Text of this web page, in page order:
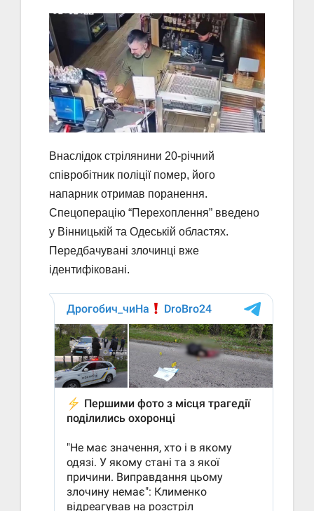
Внаслідок стрілянини 20-річний
співробітник поліції помер, його
напарник отримав поранення.
Спецоперацію “Перехоплення” введено
у Вінницькій та Одеській областях.
Передбачувані злочинці вже
ідентифіковані.